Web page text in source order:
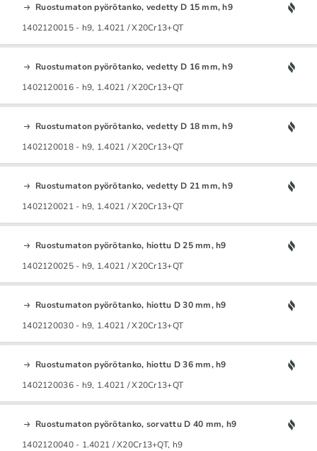
Ruostumaton pyörötanko, vedetty D 15 mm, h9
1402120015 - h9, 1.4021 / X20Cr13+QT
Ruostumaton pyörötanko, vedetty D 16 mm, h9
1402120016 - h9, 1.4021 / X20Cr13+QT
Ruostumaton pyörötanko, vedetty D 18 mm, h9
1402120018 - h9, 1.4021 / X20Cr13+QT
Ruostumaton pyörötanko, vedetty D 21 mm, h9
1402120021 - h9, 1.4021 / X20Cr13+QT
Ruostumaton pyörötanko, hiottu D 25 mm, h9
1402120025 - h9, 1.4021 / X20Cr13+QT
Ruostumaton pyörötanko, hiottu D 30 mm, h9
1402120030 - h9, 1.4021 / X20Cr13+QT
Ruostumaton pyörötanko, hiottu D 36 mm, h9
1402120036 - h9, 1.4021 / X20Cr13+QT
Ruostumaton pyörötanko, sorvattu D 40 mm, h9
1402120040 - 1.4021 / X20Cr13+QT, h9